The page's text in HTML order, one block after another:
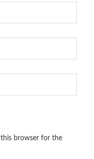
this browser for the